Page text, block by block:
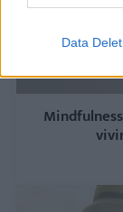
Data